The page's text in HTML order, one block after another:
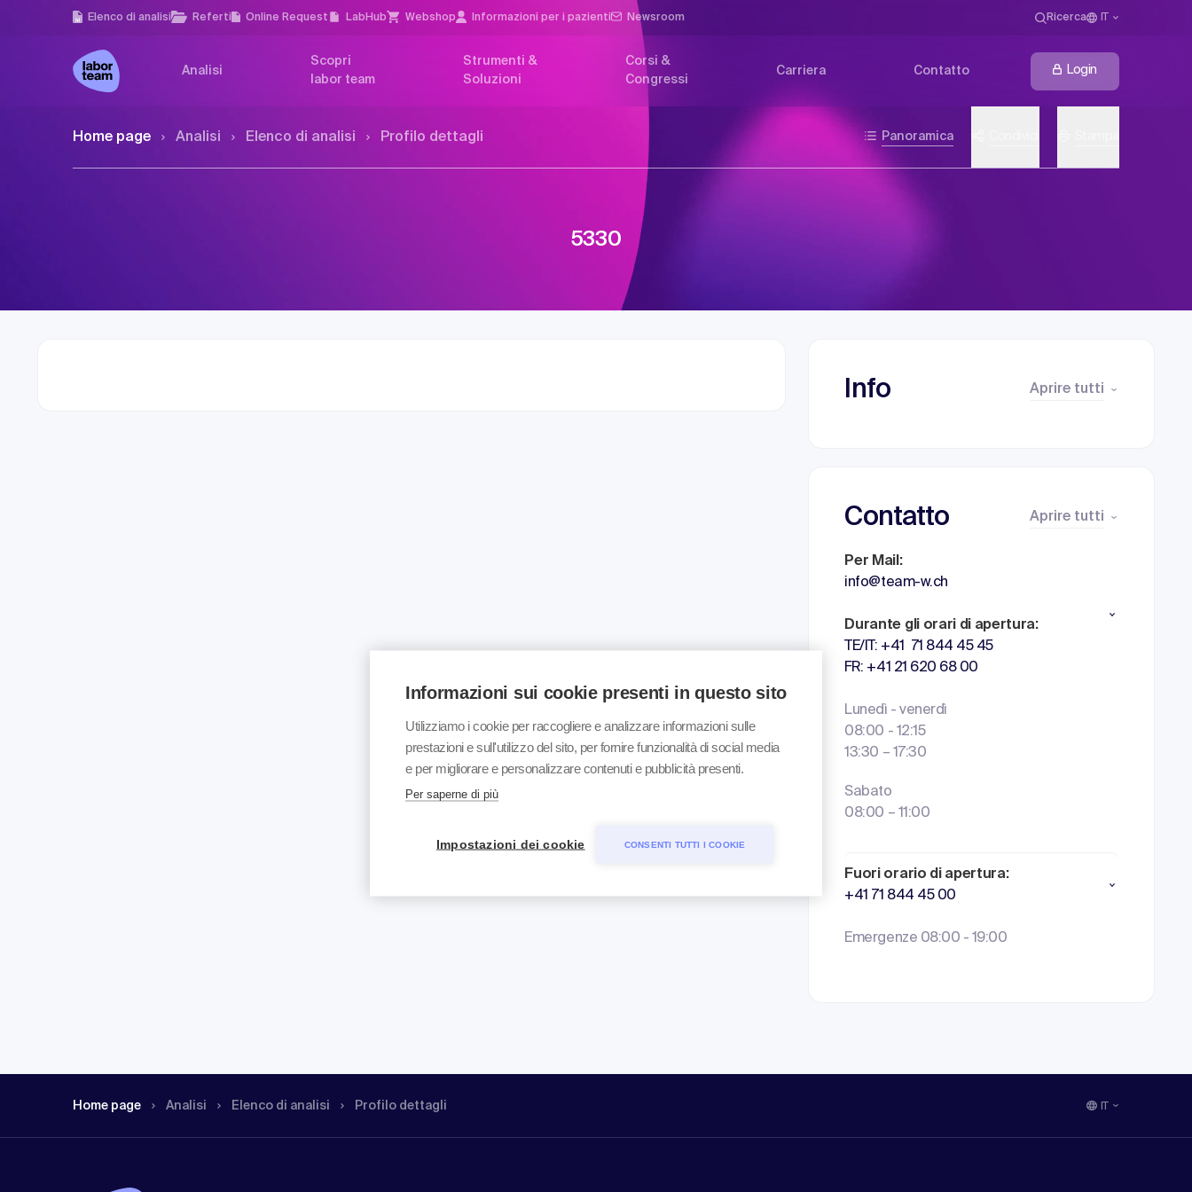
Elenco di analisi Referti Online Request LabHub Webshop Informazioni per i pazienti Newsroom Ricerca
Analisi
Scopri
labor team
Strumenti &
Soluzioni
Corsi &
Congressi
Carriera Contatto Login
Home page Analisi Elenco di analisi Profilo dettagli Panoramica
5330
Info Aprire tutti
Contatto Aprire tutti
Per Mail:
info@team-w.ch
Durante gli orari di apertura:
TE/IT: +41 71 844 45 45
FR: +41 21 620 68 00
Lunedì - venerdì
08:00 - 12:15
13:30 – 17:30
Sabato
08:00 – 11:00
Fuori orario di apertura:
+41 71 844 45 00
Emergenze 08:00 - 19:00
Home page Analisi Elenco di analisi Profilo dettagli
Informazioni sui cookie presenti in questo sito
Utilizziamo i cookie per raccogliere e analizzare informazioni sulle
prestazioni e sull'utilizzo del sito, per fornire funzionalità di social media
e per migliorare e personalizzare contenuti e pubblicità presenti.
Per saperne di più
Impostazioni dei cookie CONSENTI TUTTI I COOKIE